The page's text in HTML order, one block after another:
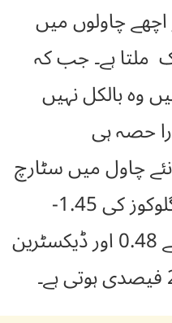
چاولوں میں
تک ملتا ہے۔ جب کہ
وہ بالکل نہیں
حصہ ہی
نئے چاول میں سٹارچ
کی مقدار 74.9۔ 72.2۔ گلوکوز کی 1.45-
2.65،سکریز کی 0.30سے 0.48 اور ڈیکسٹرین